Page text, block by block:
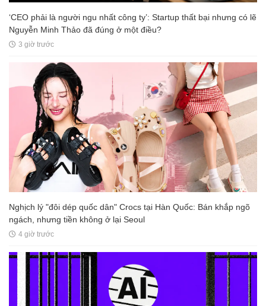
‘CEO phải là người ngu nhất công ty’: Startup thất bại nhưng có lẽ
Nguyễn Minh Thảo đã đúng ở một điều?
3 giờ trước
Nghịch lý "đôi dép quốc dân" Crocs tại Hàn Quốc: Bán khắp ngõ
ngách, nhưng tiền không ở lại Seoul
4 giờ trước